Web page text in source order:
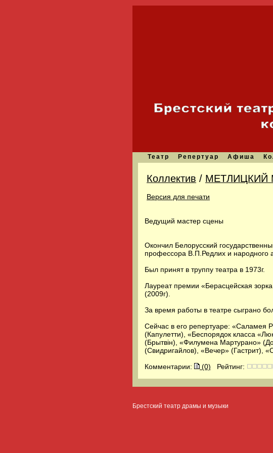
Театр Репертуар Афиша
Коллектив / МЕТЛИЦКИЙ
Версия для печати
Ведущий мастер сцены
Окончил Белорусский
профессора В.П.Редлих и
Был принят в труппу театра в 1973г.
Лауреат премии «Берасцейская
(2009г).
За время работы в театре сыграно
Сейчас в его репертуаре: «Саламея
(Капулетти), «Беспорядок класса
(Брытвін), «Филумена Мартурано»
(Свидригайлов), «Вечер» (Гастрит),
Комментарии:
(0) Рейтинг:
Брестский театр драмы и музыки